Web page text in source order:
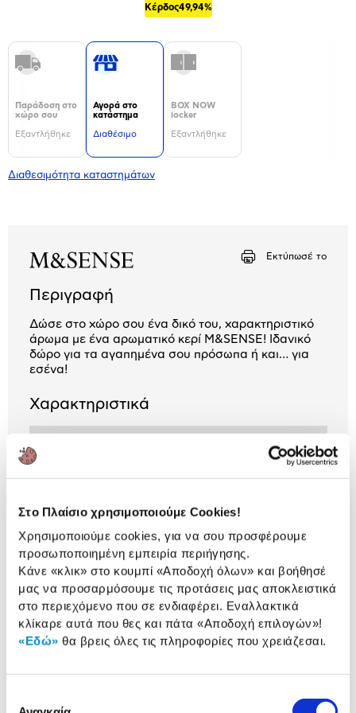
Στο Πλαίσιο χρησιμοποιούμε Cookies!
Χρησιμοποιούμε cookies, για να σου προσφέρουμε
προσωποποιημένη εμπειρία περιήγησης.
Κάνε «κλικ» στο κουμπί «Αποδοχή όλων» και βοήθησέ
μας να προσαρμόσουμε τις προτάσεις μας αποκλειστικά
στο περιεχόμενο που σε ενδιαφέρει. Εναλλακτικά
κλίκαρε αυτά που θες και πάτα «Αποδοχή επιλογών»!
«Εδώ» θα βρεις όλες τις πληροφορίες που χρειάζεσαι.
Κέρδος49,94%
Παράδοση στο
χώρο σου
Εξαντλήθηκε
Αγορά στο
κατάστημα
Διαθέσιμο
BOX NOW
locker
Εξαντλήθηκε
Διαθεσιμότητα καταστημάτων
Εκτύπωσέ το
Περιγραφή
Δώσε στο χώρο σου ένα δικό του, χαρακτηριστικό
άρωμα με ένα αρωματικό κερί M&SENSE! Ιδανικό
δώρο για τα αγαπημένα σου πρόσωπα ή και… για
εσένα!
Χαρακτηριστικά
6.5 cm
Αναλυτική
παρουσίαση
Αναλυτική παρουσίαση
Προδιαγραφές
προϊόντος
Χαρακτηριστικά
Αξιολογήσεις